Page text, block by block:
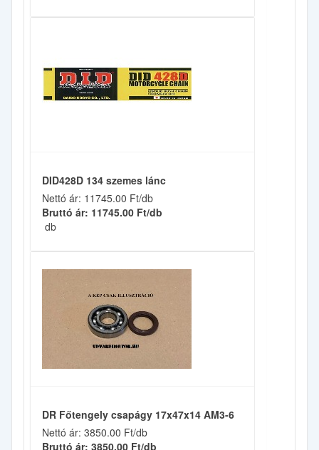
DID428D 134 szemes lánc
Nettó ár: 11745.00 Ft/db
Bruttó ár: 11745.00 Ft/db
db
DR Főtengely csapágy 17x47x14 AM3-6
Nettó ár: 3850.00 Ft/db
Bruttó ár: 3850.00 Ft/db